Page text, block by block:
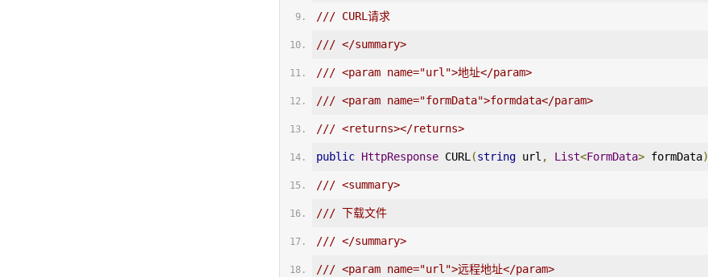
/// CURL请求
/// </summary>
/// <param name="url">地址</param>
/// <param name="formData">formdata</param>
/// <returns></returns>
public HttpResponse CURL(string url , List<FormData> formData)
/// <summary>
/// 下载文件
/// </summary>
/// <param name="url">远程地址</param>